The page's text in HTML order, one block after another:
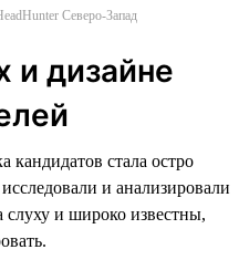
Северо-Запад
и дизайне
кандидатов стала остро
и анализировали
слуху и широко известны,